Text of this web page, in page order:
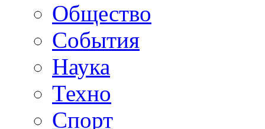
Общество
События
Наука
Техно
Спорт